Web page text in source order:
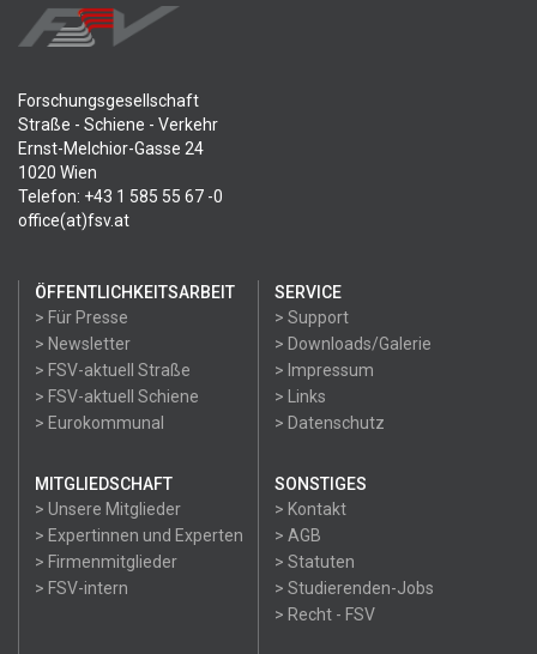
Forschungsgesellschaft
Straße - Schiene - Verkehr
Ernst-Melchior-Gasse 24
1020 Wien
Telefon: +43 1 585 55 67 -0
office(at)fsv.at
ÖFFENTLICHKEITSARBEIT
> Für Presse
> Newsletter
> FSV-aktuell Straße
> FSV-aktuell Schiene
> Eurokommunal
SERVICE
> Support
> Downloads/Galerie
> Impressum
> Links
> Datenschutz
MITGLIEDSCHAFT
> Unsere Mitglieder
> Expertinnen und Experten
> Firmenmitglieder
> FSV-intern
SONSTIGES
> Kontakt
> AGB
> Statuten
> Studierenden-Jobs
> Recht - FSV